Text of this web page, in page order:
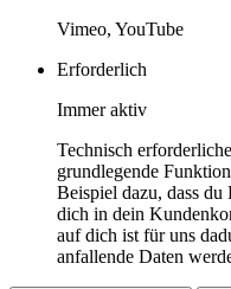
Vimeo, YouTube
Erforderlich
Immer aktiv
Technisch
grundlegende
Beispiel dazu, dass
dich in dein
auf dich ist für uns
anfallende Daten